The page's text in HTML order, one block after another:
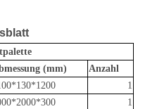
(mm)
Anzahl
1
1